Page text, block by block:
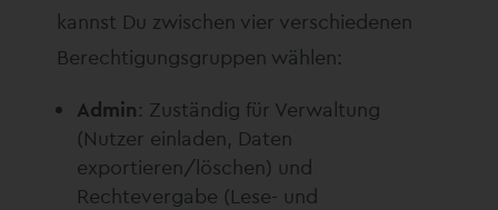
kannst Du zwischen vier verschiedenen
Berechtigungsgruppen wählen:
Admin: Zuständig für Verwaltung
(Nutzer einladen, Daten
exportieren/löschen) und
Rechtevergabe (Lese- und